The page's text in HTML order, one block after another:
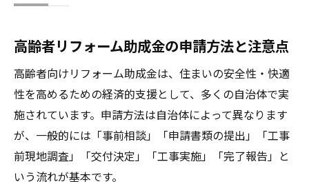
高齢者リフォーム助成金の申請方法と注意点
高齢者向けリフォーム助成金は、住まいの安全性・快適
性を高めるための経済的支援として、多くの自治体で実
施されています。申請方法は自治体によって異なります
が、一般的には「事前相談」「申請書類の提出」「工事
前現地調査」「交付決定」「工事実施」「完了報告」と
いう流れが基本です。